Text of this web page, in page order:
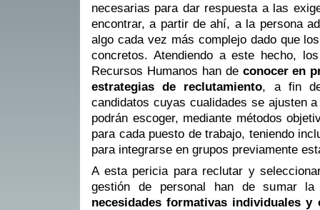
necesarias para dar respuesta a las
encontrar, a partir de ahí, a la persona
algo cada vez más complejo dado que
concretos. Atendiendo a este hecho,
Recursos Humanos han de conocer en
estrategias de reclutamiento, a fin
candidatos cuyas cualidades se ajusten
podrán escoger, mediante métodos
para cada puesto de trabajo, teniendo
para integrarse en grupos previamente
A esta pericia para reclutar y
gestión de personal han de sumar
necesidades formativas individuales y